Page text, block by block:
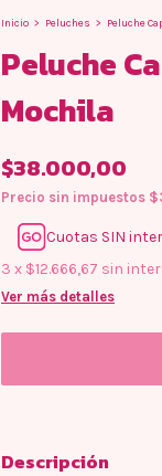
Inicio > Peluches > Peluche
Peluche
Mochila
$38.000,00
Precio sin impuestos
Cuotas SIN
3 x $12.666,67 sin
Ver más detalles
Descripción